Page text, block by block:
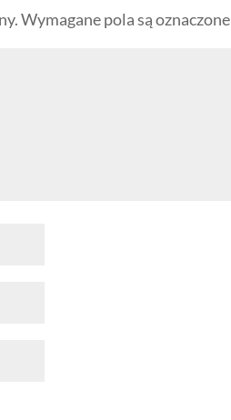
Wymagane pola są oznaczone